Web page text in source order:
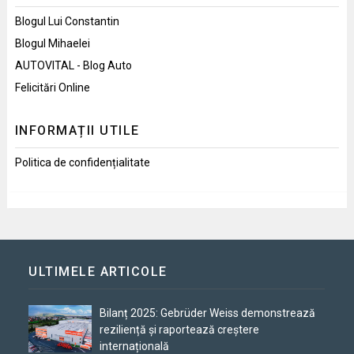
Blogul Lui Constantin
Blogul Mihaelei
AUTOVITAL - Blog Auto
Felicitări Online
INFORMAȚII UTILE
Politica de confidențialitate
ULTIMELE ARTICOLE
Bilanț 2025: Gebrüder Weiss demonstrează
reziliență și raportează creștere
internațională